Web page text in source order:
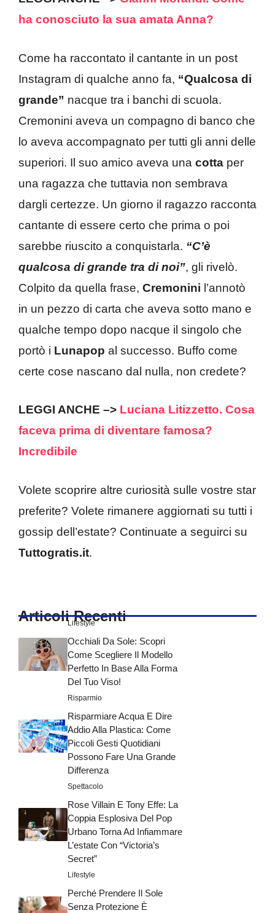
ha conosciuto la sua amata Anna?
Come ha raccontato il cantante in un post
Instagram di qualche anno fa, “Qualcosa di
grande” nacque tra i banchi di scuola.
Cremonini aveva un compagno di banco che
lo aveva accompagnato per tutti gli anni delle
superiori. Il suo amico aveva una cotta per
una ragazza che tuttavia non sembrava
dargli certezze. Un giorno il ragazzo racconta
cantante di essere certo che prima o poi
sarebbe riuscito a conquistarla. “C’è
qualcosa di grande tra di noi”, gli rivelò.
Colpito da quella frase, Cremonini l’annotò
in un pezzo di carta che aveva sotto mano e
qualche tempo dopo nacque il singolo che
portò i Lunapop al successo. Buffo come
certe cose nascano dal nulla, non credete?
LEGGI ANCHE –> Luciana Litizzetto. Cosa
faceva prima di diventare famosa?
Incredibile
Volete scoprire altre curiosità sulle vostre star
preferite? Volete rimanere aggiornati su tutti i
gossip dell’estate? Continuate a seguirci su
Tuttogratis.it.
Articoli Recenti
Lifestyle
Occhiali Da Sole: Scopri
Come Scegliere Il Modello
Perfetto In Base Alla Forma
Del Tuo Viso!
Risparmio
Risparmiare Acqua E Dire
Addio Alla Plastica: Come
Piccoli Gesti Quotidiani
Possono Fare Una Grande
Differenza
Spettacolo
Rose Villain E Tony Effe: La
Coppia Esplosiva Del Pop
Urbano Torna Ad Infiammare
L’estate Con “Victoria’s
Secret”
Lifestyle
Perché Prendere Il Sole
Senza Protezione È